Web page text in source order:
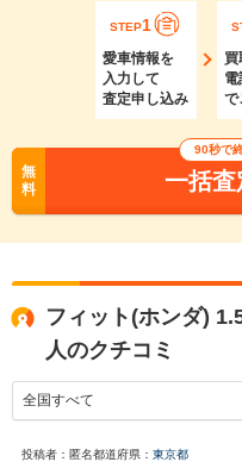
STEP1
愛車情報を
入力して
査定申し込み
買
電
で
無
料
90秒で
一括査
フィット(ホンダ)
人のクチコミ
投稿者：匿名都道府県： 東京都